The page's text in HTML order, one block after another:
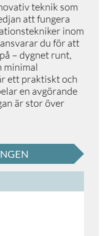
teknik som
att fungera
inom
du för att
– dygnet runt,
minimal
ett praktiskt och
en avgörande
är stor över